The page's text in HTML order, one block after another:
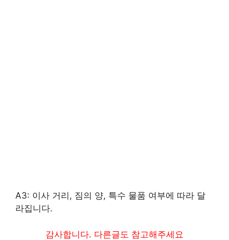
A3: 이사 거리, 짐의 양, 특수 물품 여부에 따라 달
라집니다.
감사합니다. 다른글도 참고해주세요